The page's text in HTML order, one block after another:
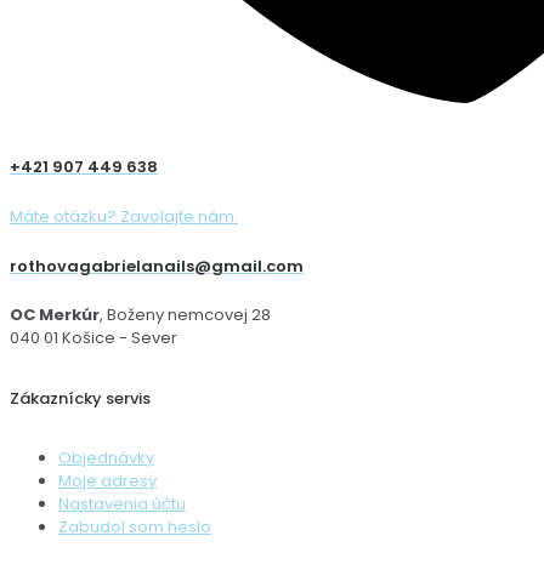
+421 907 449 638
Máte otázku? Zavolajte nám.
rothovagabrielanails@gmail.com
OC Merkúr, Boženy nemcovej 28
040 01 Košice - Sever
Zákaznícky servis
Objednávky
Moje adresy
Nastavenia účtu
Zabudol som heslo